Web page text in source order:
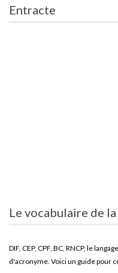
Entracte
Le vocabulaire de
DIF, CEP, CPF, BC, RNCP, le
d'acronyme. Voici un guide pour